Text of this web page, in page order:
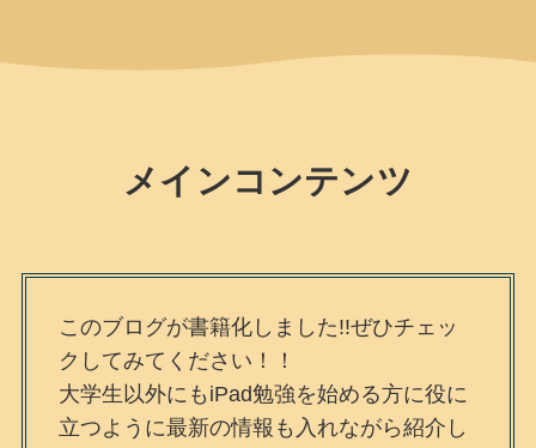
メインコンテンツ
このブログが書籍化しました!!ぜひチェッ
クしてみてください！！
大学生以外にもiPad勉強を始める方に役に
立つように最新の情報も入れながら紹介し